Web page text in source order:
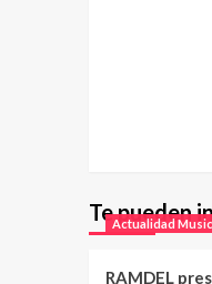
Te pueden
Actualidad
RAMDEL